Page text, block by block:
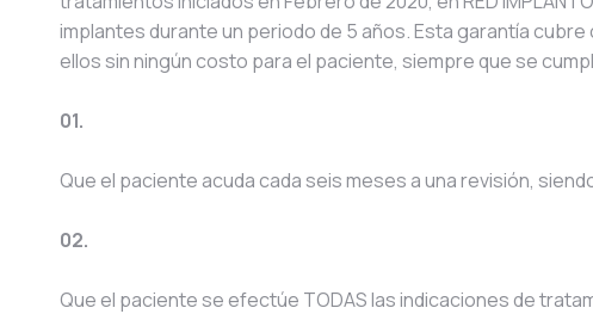
implantes durante un periodo de 5 años. Esta garantía
ellos sin ningún costo para el paciente, siempre que se
01.
Que el paciente acuda cada seis meses a una revisión,
02.
Que el paciente se efectúe TODAS las indicaciones de